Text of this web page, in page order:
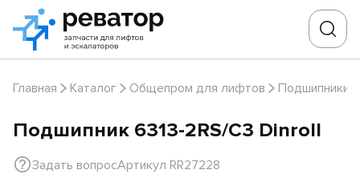
Главная Каталог Общепром для лифтов Подшипники
Подшипник 6313-2RS/C3 Dinroll
Задать вопросАртикул RR27228